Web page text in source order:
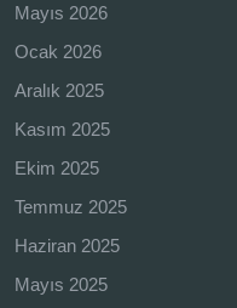
Mayıs 2026
Ocak 2026
Aralık 2025
Kasım 2025
Ekim 2025
Temmuz 2025
Haziran 2025
Mayıs 2025